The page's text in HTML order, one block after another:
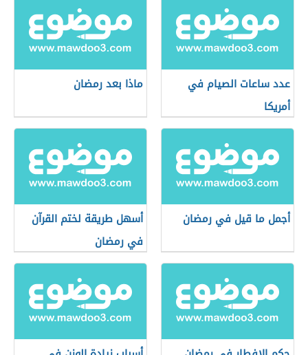
عدد ساعات الصيام في
أمريكا
ماذا بعد رمضان
أجمل ما قيل في رمضان
أسهل طريقة لختم القرآن
في رمضان